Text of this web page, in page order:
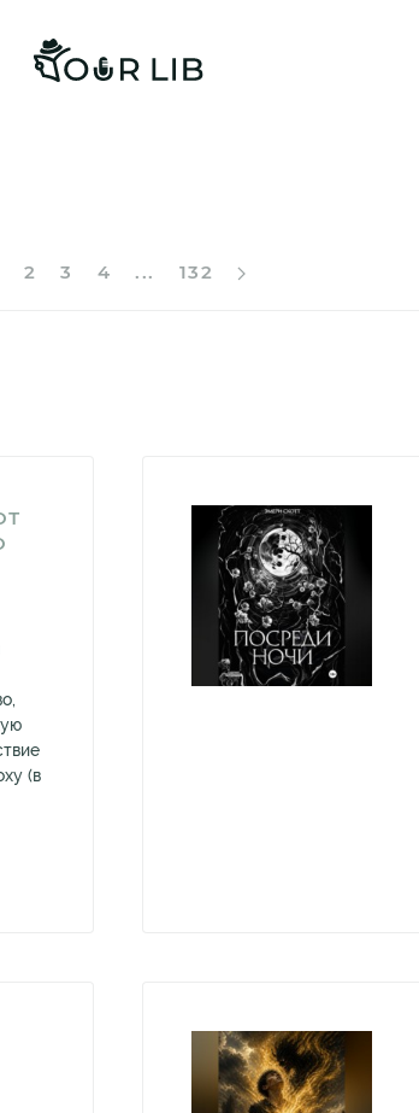
2 3 4 ... 132
(в